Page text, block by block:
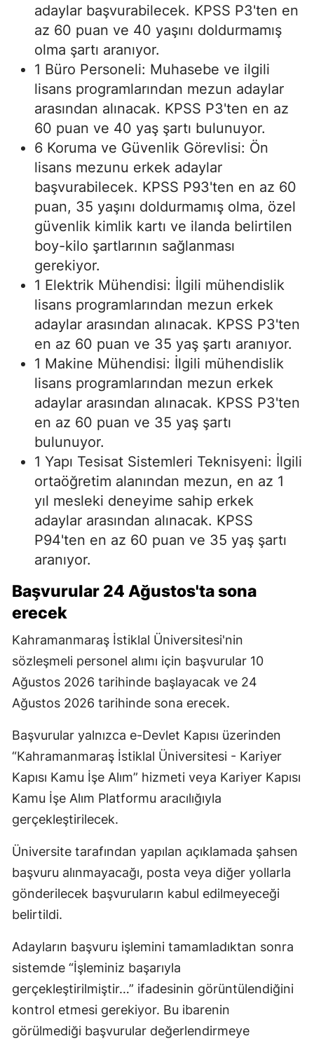
adaylar başvurabilecek. KPSS P3'ten en
az 60 puan ve 40 yaşını doldurmamış
olma şartı aranıyor.
1 Büro Personeli: Muhasebe ve ilgili
lisans programlarından mezun adaylar
arasından alınacak. KPSS P3'ten en az
60 puan ve 40 yaş şartı bulunuyor.
6 Koruma ve Güvenlik Görevlisi: Ön
lisans mezunu erkek adaylar
başvurabilecek. KPSS P93'ten en az 60
puan, 35 yaşını doldurmamış olma, özel
güvenlik kimlik kartı ve ilanda belirtilen
boy-kilo şartlarının sağlanması
gerekiyor.
1 Elektrik Mühendisi: İlgili mühendislik
lisans programlarından mezun erkek
adaylar arasından alınacak. KPSS P3'ten
en az 60 puan ve 35 yaş şartı aranıyor.
1 Makine Mühendisi: İlgili mühendislik
lisans programlarından mezun erkek
adaylar arasından alınacak. KPSS P3'ten
en az 60 puan ve 35 yaş şartı
bulunuyor.
1 Yapı Tesisat Sistemleri Teknisyeni: İlgili
ortaöğretim alanından mezun, en az 1
yıl mesleki deneyime sahip erkek
adaylar arasından alınacak. KPSS
P94'ten en az 60 puan ve 35 yaş şartı
aranıyor.
Başvurular 24 Ağustos'ta sona
erecek
Kahramanmaraş İstiklal Üniversitesi'nin
sözleşmeli personel alımı için başvurular 10
Ağustos 2026 tarihinde başlayacak ve 24
Ağustos 2026 tarihinde sona erecek.
Başvurular yalnızca e-Devlet Kapısı üzerinden
“Kahramanmaraş İstiklal Üniversitesi - Kariyer
Kapısı Kamu İşe Alım” hizmeti veya Kariyer Kapısı
Kamu İşe Alım Platformu aracılığıyla
gerçekleştirilecek.
Üniversite tarafından yapılan açıklamada şahsen
başvuru alınmayacağı, posta veya diğer yollarla
gönderilecek başvuruların kabul edilmeyeceği
belirtildi.
Adayların başvuru işlemini tamamladıktan sonra
sistemde “İşleminiz başarıyla
gerçekleştirilmiştir…” ifadesinin görüntülendiğini
kontrol etmesi gerekiyor. Bu ibarenin
görülmediği başvurular değerlendirmeye